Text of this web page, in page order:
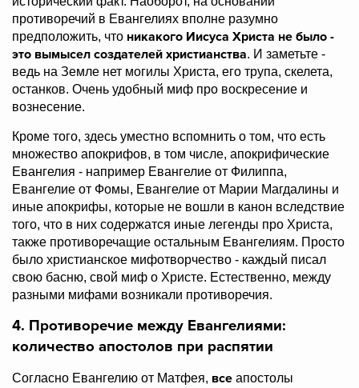
противоречий в Евангелиях вполне разумно
предположить, что никакого Иисуса Христа не было -
это вымысел создателей христианства. И заметьте -
ведь на Земле нет могилы Христа, его трупа, скелета,
останков. Очень удобный миф про воскресение и
вознесение.
Кроме того, здесь уместно вспомнить о том, что есть
множество апокрифов, в том числе, апокрифические
Евангелия - например Евангелие от Филиппа,
Евангелие от Фомы, Евангелие от Марии Магдалины и
иные апокрифы, которые не вошли в канон вследствие
того, что в них содержатся иные легенды про Христа,
также противоречащие остальным Евангелиям. Просто
было христианское мифотворчество - каждый писал
свою басню, свой миф о Христе. Естественно, между
разными мифами возникали противоречия.
4. Противоречие между Евангелиями:
количество апостолов при распятии
Согласно Евангелию от Матфея, все апостолы